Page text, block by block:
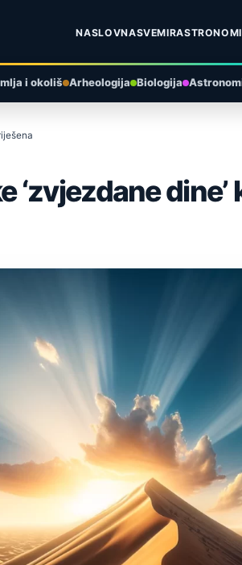
NASLOVNASVEMIR
i okoliš Arheologija Biologija